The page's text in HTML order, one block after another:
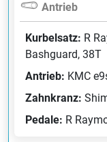
Antrieb
Kurbelsatz: R
Bashguard, 38T
Antrieb: KMC
Zahnkranz:
Pedale: R